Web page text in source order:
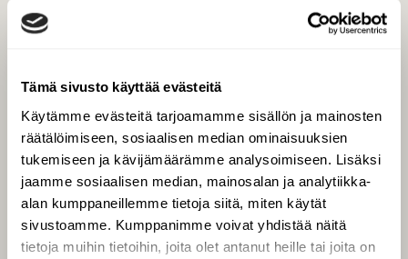
Tämä sivusto käyttää evästeitä
Käytämme evästeitä tarjoamamme sisällön ja mainosten
räätälöimiseen, sosiaalisen median ominaisuuksien
tukemiseen ja kävijämäärämme analysoimiseen. Lisäksi
jaamme sosiaalisen median, mainosalan ja analytiikka-
alan kumppaneillemme tietoja siitä, miten käytät
sivustoamme. Kumppanimme voivat yhdistää näitä
tietoja muihin tietoihin, joita olet antanut heille tai joita on
Tilaa digilukuoikeus
Äänestä parasta juttua
Tilaa uutiskirje
SUOMEN LUONNON­
SUOJELU­LIITTO